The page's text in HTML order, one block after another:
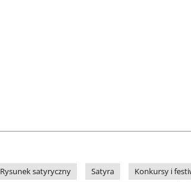
Rysunek satyryczny Satyra
Konkursy i